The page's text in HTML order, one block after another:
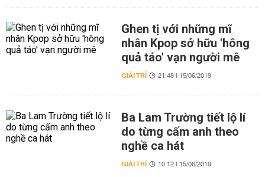
Ghen tị với những mĩ
nhân Kpop sở hữu 'hông
quả táo' vạn người mê
GIẢI TRÍ 21:48 | 15/06/2019
Ba Lam Trường tiết lộ lí
do từng cấm anh theo
nghề ca hát
GIẢI TRÍ 10:12 | 15/06/2019